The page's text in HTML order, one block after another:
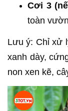
Cơi 3
toàn
Lưu ý: Chỉ xử
xanh dày,
non xen kẽ,